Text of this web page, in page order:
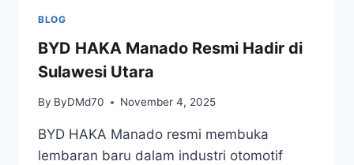
BLOG
BYD HAKA Manado Resmi Hadir di
Sulawesi Utara
By ByDMd70 November 4, 2025
BYD HAKA Manado resmi membuka
lembaran baru dalam industri otomotif